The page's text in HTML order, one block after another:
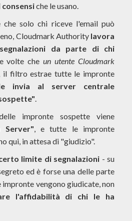
che le usano.
che solo chi riceve l'email può
Cloudmark Authoritylavora
da parte di chi
volte cheun utente Cloudmark
il filtro estrae tutte le impronte
invia al server centrale
.
impronte sospette viene
Server", e tutte le impronte
qui, in attesa di "giudizio".
limite di segnalazioni - su
ed è forse una delle parte
vengono giudicate, non
l'affidabilità di chi le ha